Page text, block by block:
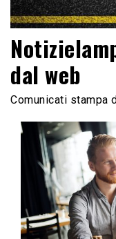
dal web
Comunicati stampa